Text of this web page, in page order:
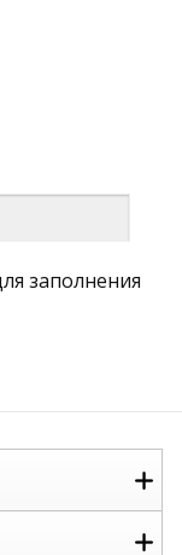
заполнения